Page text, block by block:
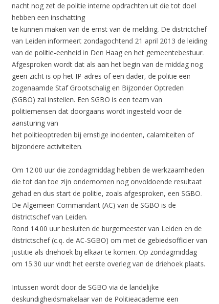
nacht nog zet de politie interne opdrachten uit die tot doel
hebben een inschatting
te kunnen maken van de ernst van de melding. De districtchef
van Leiden informeert zondagochtend 21 april 2013 de leiding
van de politie-eenheid in Den Haag en het gemeentebestuur.
Afgesproken wordt dat als aan het begin van de middag nog
geen zicht is op het IP-adres of een dader, de politie een
zogenaamde Staf Grootschalig en Bijzonder Optreden
(SGBO) zal instellen. Een SGBO is een team van
politiemensen dat doorgaans wordt ingesteld voor de
aansturing van
het politieoptreden bij ernstige incidenten, calamiteiten of
bijzondere activiteiten.
Om 12.00 uur die zondagmiddag hebben de werkzaamheden
die tot dan toe zijn ondernomen nog onvoldoende resultaat
gehad en dus start de politie, zoals afgesproken, een SGBO.
De Algemeen Commandant (AC) van de SGBO is de
districtschef van Leiden.
Rond 14.00 uur besluiten de burgemeester van Leiden en de
districtschef (c.q. de AC-SGBO) om met de gebiedsofficier van
justitie als driehoek bij elkaar te komen. Op zondagmiddag
om 15.30 uur vindt het eerste overleg van de driehoek plaats.
Intussen wordt door de SGBO via de landelijke
deskundigheidsmakelaar van de Politieacademie een